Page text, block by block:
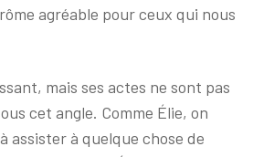
agréable pour ceux qui nous
mais ses actes ne sont pas
cet angle. Comme Élie, on
assister à quelque chose de